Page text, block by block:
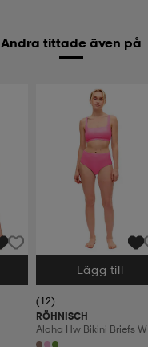
Andra tittade även på
Välj storlek
Lägg till
(12)
RÖHNISCH
Aloha Hw Bikini Briefs W